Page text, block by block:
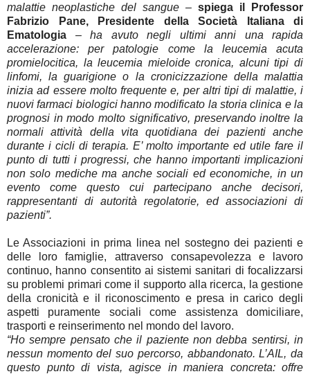
malattie neoplastiche del sangue – spiega il Professor
Fabrizio Pane, Presidente della Società Italiana di
Ematologia – ha avuto negli ultimi anni una rapida
accelerazione: per patologie come la leucemia acuta
promielocitica, la leucemia mieloide cronica, alcuni tipi di
linfomi, la guarigione o la cronicizzazione della malattia
inizia ad essere molto frequente e, per altri tipi di malattie, i
nuovi farmaci biologici hanno modificato la storia clinica e la
prognosi in modo molto significativo, preservando inoltre la
normali attività della vita quotidiana dei pazienti anche
durante i cicli di terapia. E’ molto importante ed utile fare il
punto di tutti i progressi, che hanno importanti implicazioni
non solo mediche ma anche sociali ed economiche, in un
evento come questo cui partecipano anche decisori,
rappresentanti di autorità regolatorie, ed associazioni di
pazienti”.
Le Associazioni in prima linea nel sostegno dei pazienti e
delle loro famiglie, attraverso consapevolezza e lavoro
continuo, hanno consentito ai sistemi sanitari di focalizzarsi
su problemi primari come il supporto alla ricerca, la gestione
della cronicità e il riconoscimento e presa in carico degli
aspetti puramente sociali come assistenza domiciliare,
trasporti e reinserimento nel mondo del lavoro.
“Ho sempre pensato che il paziente non debba sentirsi, in
nessun momento del suo percorso, abbandonato. L’AIL, da
questo punto di vista, agisce in maniera concreta: offre